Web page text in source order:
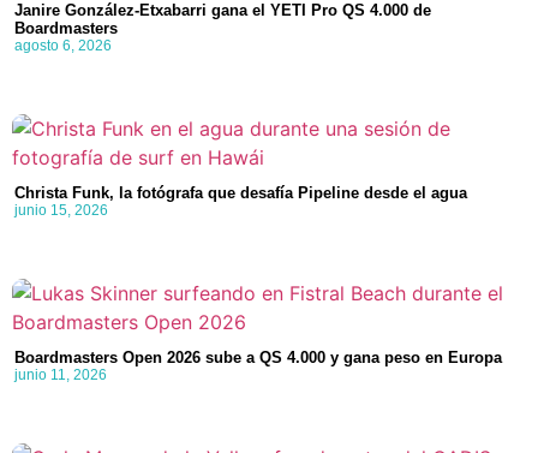
Janire González-Etxabarri gana el YETI Pro QS 4.000 de
Boardmasters
agosto 6, 2026
Christa Funk, la fotógrafa que desafía Pipeline desde el agua
junio 15, 2026
Boardmasters Open 2026 sube a QS 4.000 y gana peso en Europa
junio 11, 2026